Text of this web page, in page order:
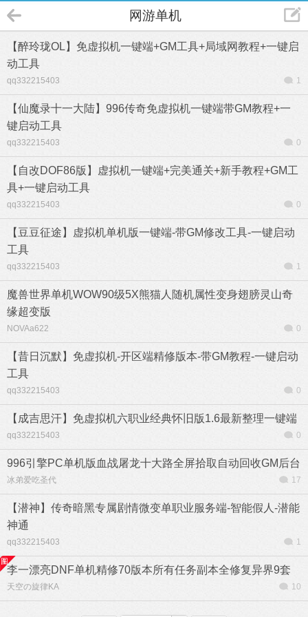
网游单机
【醉玲珑OL】免虚拟机一键端+GM工具+局域网教程+一键启
动工具
qq332215403 1
【仙魔录十一大陆】996传奇免虚拟机一键端带GM教程+一
键启动工具
qq332215403 0
【自改DOF86版】虚拟机一键端+完美通关+新手教程+GM工
具+一键启动工具
qq332215403 0
【豆豆征途】虚拟机单机版一键端-带GM修改工具-一键启动
工具
qq332215403 1
魔兽世界单机WOW90级5X熊猫人随机属性变身翅膀灵山奇
缘超变版
NOVAa622 0
【昔日沉默】免虚拟机-开区端精修版本-带GM教程-一键启动
工具
qq332215403 0
【成吉思汗】免虚拟机六职业经典怀旧版1.6最新整理一键端
qq332215403 0
996引擎PC单机版血战屠龙十大路全屏拾取自动回收GM后台
冰弟爱吃圣代 17
【潜神】传奇暗黑专属剧情微变单职业服务端-智能假人-潜能
神通
qq332215403 1
李一漂亮DNF单机精修70版本所有任务副本全修复异界9套
天空の旋律KA 10